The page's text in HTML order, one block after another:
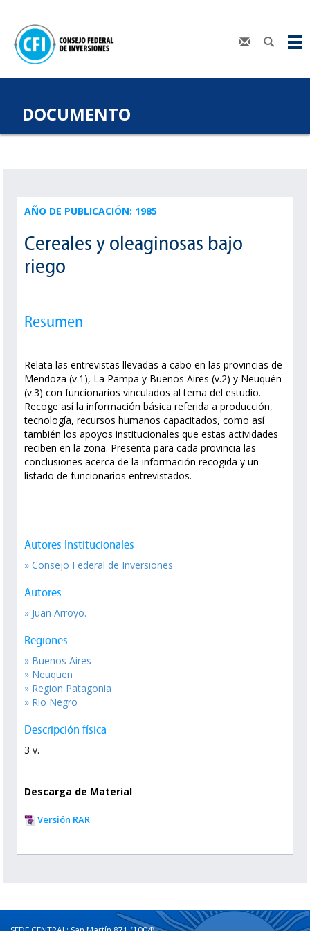
DOCUMENTO
AÑO DE PUBLICACIÓN: 1985
Cereales y oleaginosas bajo
riego
Resumen
Relata las entrevistas llevadas a cabo en las provincias de
Mendoza (v.1), La Pampa y Buenos Aires (v.2) y Neuquén
(v.3) con funcionarios vinculados al tema del estudio.
Recoge así la información básica referida a producción,
tecnología, recursos humanos capacitados, como así
también los apoyos institucionales que estas actividades
reciben en la zona. Presenta para cada provincia las
conclusiones acerca de la información recogida y un
listado de funcionarios entrevistados.
Autores Institucionales
» Consejo Federal de Inversiones
Autores
» Juan Arroyo.
Regiones
» Buenos Aires
» Neuquen
» Region Patagonia
» Rio Negro
Descripción física
3 v.
Descarga de Material
Versión RAR